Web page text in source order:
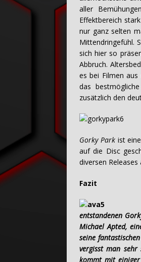
aller
Effektbereich
nur ganz selten
Mittendringefühl.
sich hier so
Abbruch.
es bei Filmen
das
zusätzlich den
Gorky Parkist eine
auf die Disc
diversen
Fazit
entstandenen
Michael Apted,
seine
vergisst man sehr
kommt mit